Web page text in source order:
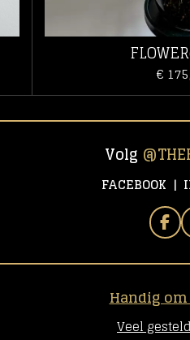
€
Volg @
FACEBOOK |
F
A
C
E
O
K
Handig
Veel